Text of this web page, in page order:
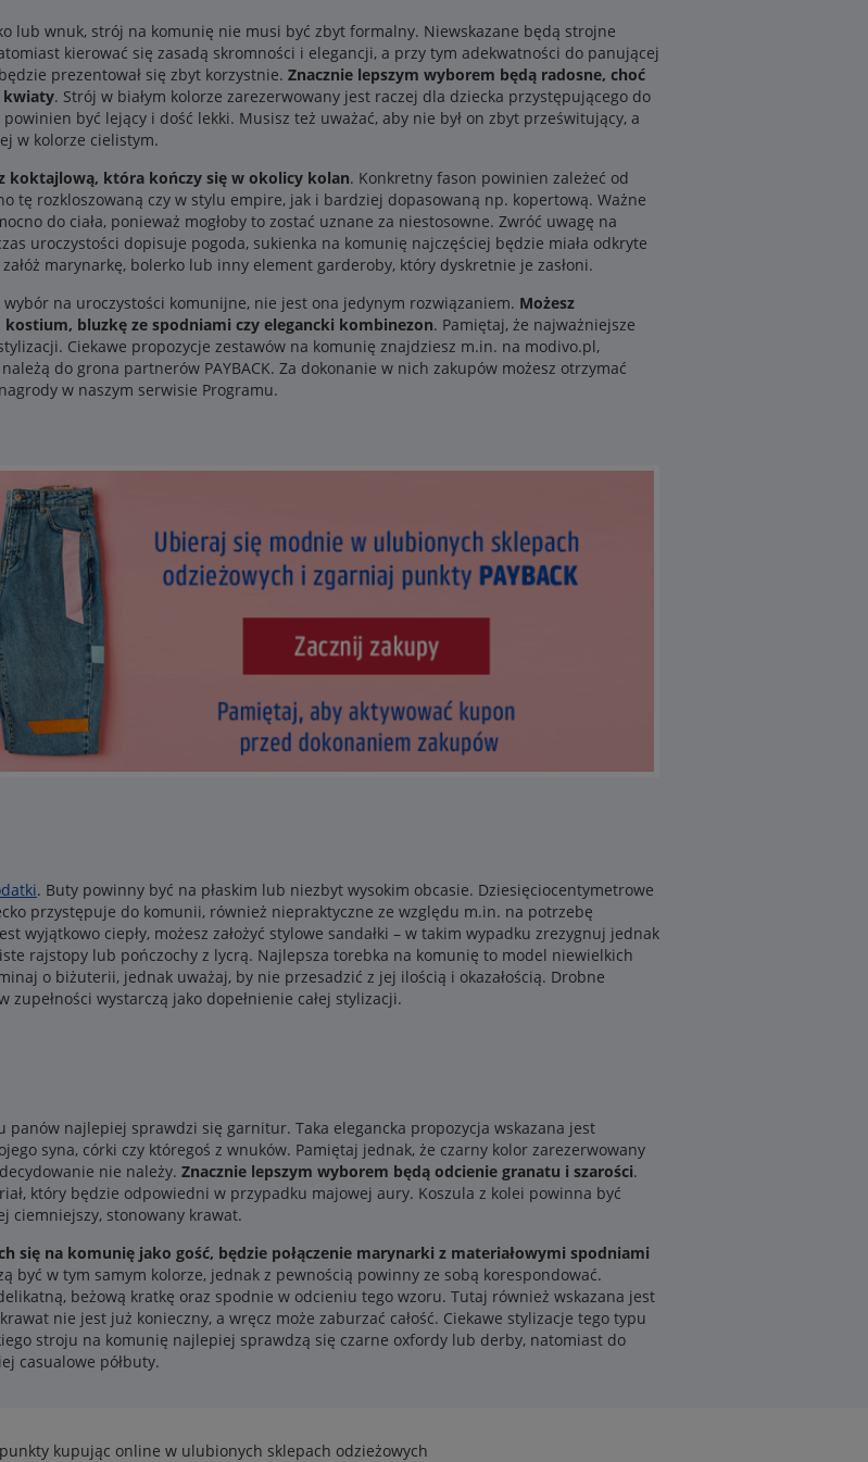
lub wnuk, strój na komunię nie musi być zbyt formalny. Niewskazane będą strojne
kierować się zasadą skromności i elegancji, a przy tym adekwatności do panującej
prezentował się zbyt korzystnie. Znacznie lepszym wyborem będą radosne, choć
kwiaty. Strój w białym kolorze zarezerwowany jest raczej dla dziecka przystępującego do
być lejący i dość lekki. Musisz też uważać, aby nie był on zbyt prześwitujący, a
w kolorze cielistym.
koktajlową, która kończy się w okolicy kolan. Konkretny fason powinien zależeć od
tę rozkloszowaną czy w stylu empire, jak i bardziej dopasowaną np. kopertową. Ważne
do ciała, ponieważ mogłoby to zostać uznane za niestosowne. Zwróć uwagę na
uroczystości dopisuje pogoda, sukienka na komunię najczęściej będzie miała odkryte
marynarkę, bolerko lub inny element garderoby, który dyskretnie je zasłoni.
na uroczystości komunijne, nie jest ona jedynym rozwiązaniem. Możesz
bluzkę ze spodniami czy elegancki kombinezon. Pamiętaj, że najważniejsze
Ciekawe propozycje zestawów na komunię znajdziesz m.in. na modivo.pl,
do grona partnerów PAYBACK. Za dokonanie w nich zakupów możesz otrzymać
w naszym serwisie Programu.
. Buty powinny być na płaskim lub niezbyt wysokim obcasie. Dziesięciocentymetrowe
przystępuje do komunii, również niepraktyczne ze względu m.in. na potrzebę
wyjątkowo ciepły, możesz założyć stylowe sandałki – w takim wypadku zrezygnuj jednak
rajstopy lub pończochy z lycrą. Najlepsza torebka na komunię to model niewielkich
o biżuterii, jednak uważaj, by nie przesadzić z jej ilością i okazałością. Drobne
zupełności wystarczą jako dopełnienie całej stylizacji.
panów najlepiej sprawdzi się garnitur. Taka elegancka propozycja wskazana jest
syna, córki czy któregoś z wnuków. Pamiętaj jednak, że czarny kolor zarezerwowany
nie należy. Znacznie lepszym wyborem będą odcienie granatu i szarości.
który będzie odpowiedni w przypadku majowej aury. Koszula z kolei powinna być
ciemniejszy, stonowany krawat.
się na komunię jako gość, będzie połączenie marynarki z materiałowymi spodniami
być w tym samym kolorze, jednak z pewnością powinny ze sobą korespondować.
beżową kratkę oraz spodnie w odcieniu tego wzoru. Tutaj również wskazana jest
nie jest już konieczny, a wręcz może zaburzać całość. Ciekawe stylizacje tego typu
stroju na komunię najlepiej sprawdzą się czarne oxfordy lub derby, natomiast do
casualowe półbuty.
kupując online w ulubionych sklepach odzieżowych